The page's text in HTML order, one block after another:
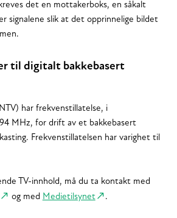
det en mottakerboks, en såkalt
signalene slik at det opprinnelige bildet
til digitalt bakkebasert
har frekvenstillatelse, i
MHz, for drift av et bakkebasert
Frekvenstillatelsen har varighet til
TV-innhold, må du ta kontakt med
og med Medietilsynet .